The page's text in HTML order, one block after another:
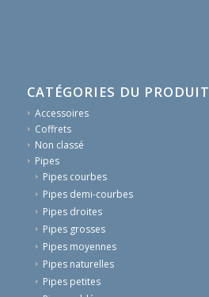
CATÉGORIES DU PRODUIT
Accessoires
Coffrets
Non classé
Pipes
Pipes courbes
Pipes demi-courbes
Pipes droites
Pipes grosses
Pipes moyennes
Pipes naturelles
Pipes petites